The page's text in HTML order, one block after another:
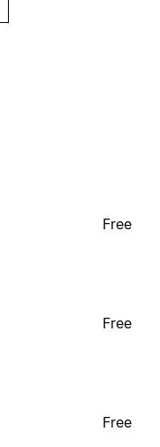
Free
Free
Free